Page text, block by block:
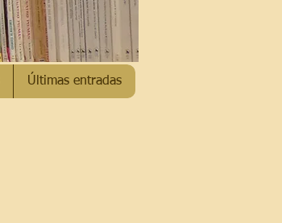
Últimas entradas